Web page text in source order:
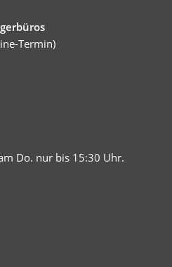
Termin)
Do. nur bis 15:30 Uhr.